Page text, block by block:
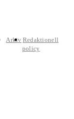
Arkiv Redaktionell
policy